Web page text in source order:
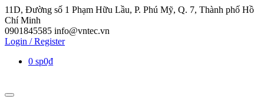
11D, Đường số 1 Phạm Hữu Lầu, P. Phú Mỹ, Q. 7, Thành phố Hồ
Chí Minh
0901845585 info@vntec.vn
Login / Register
0 sp0₫